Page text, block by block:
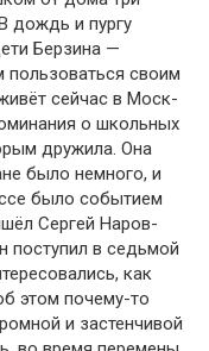
дождь и пургу
Берзина —
пользоваться своим
сейчас в Моск­
о школьных
дружила. Она
было немного, и
было событием
Сергей Наров­
поступил в седьмой
как
этом почему-то
и застенчивой